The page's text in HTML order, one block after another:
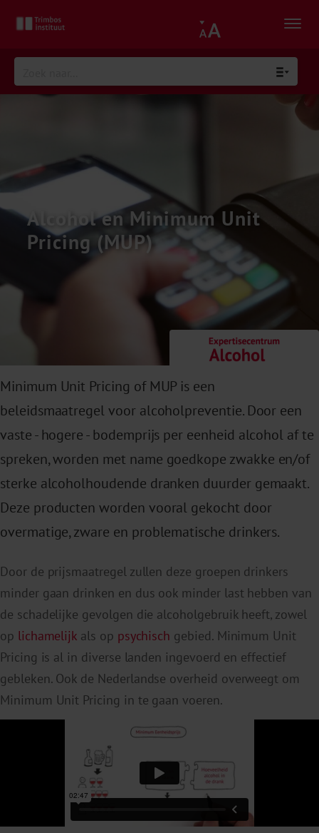
Alcohol en Minimum Unit
Pricing (MUP)
Minimum Unit Pricing of MUP is een
beleidsmaatregel voor alcoholpreventie. Door een
vaste - hogere - bodemprijs per eenheid alcohol af te
spreken, worden met name goedkope zwakke en/of
sterke alcoholhoudende dranken duurder gemaakt.
Deze producten worden vooral gekocht door
overmatige, zware en problematische drinkers.
Door de prijsmaatregel zullen deze groepen drinkers
minder gaan drinken en dus ook minder last hebben van
de schadelijke gevolgen die alcoholgebruik heeft, zowel
op lichamelijk als op psychisch gebied. Minimum Unit
Pricing is al in diverse landen ingevoerd en effectief
gebleken. Ook de Nederlandse overheid overweegt om
Minimum Unit Pricing in te gaan voeren.